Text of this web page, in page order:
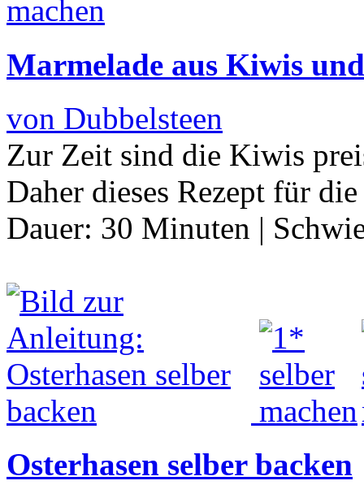
Marmelade aus Kiwis
von Dubbelsteen
Zur Zeit sind die Kiwis
Daher dieses Rezept für
Dauer: 30 Minuten |
Osterhasen selber backen